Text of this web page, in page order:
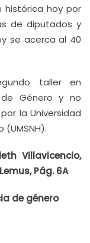
histórica hoy por
de diputados y
se acerca al 40
taller en
Género y no
la Universidad
Villavicencio,
Pág. 6A
de género